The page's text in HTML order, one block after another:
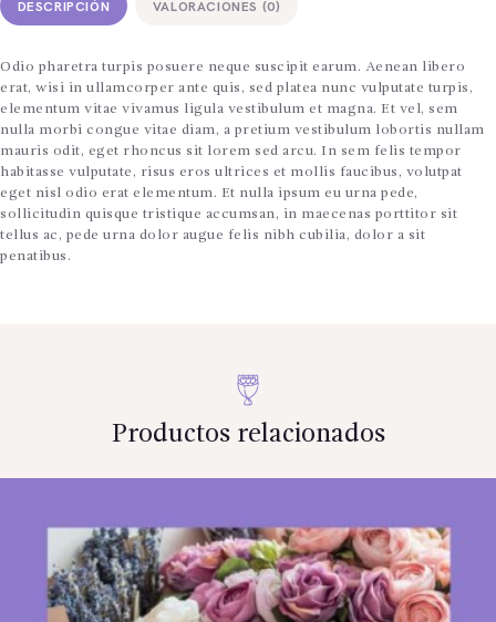
DESCRIPCIÓN VALORACIONES (0)
Odio pharetra turpis posuere neque suscipit earum. Aenean libero
erat, wisi in ullamcorper ante quis, sed platea nunc vulputate turpis,
elementum vitae vivamus ligula vestibulum et magna. Et vel, sem
nulla morbi congue vitae diam, a pretium vestibulum lobortis nullam
mauris odit, eget rhoncus sit lorem sed arcu. In sem felis tempor
habitasse vulputate, risus eros ultrices et mollis faucibus, volutpat
eget nisl odio erat elementum. Et nulla ipsum eu urna pede,
sollicitudin quisque tristique accumsan, in maecenas porttitor sit
tellus ac, pede urna dolor augue felis nibh cubilia, dolor a sit
penatibus.
Productos relacionados